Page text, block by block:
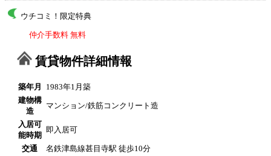
ウチコミ！限定特典
仲介手数料 無料
賃貸物件詳細情報
築年月
1983年1月築
建物構
造
マンション/鉄筋コンクリート造
入居可
能時期
即入居可
交通 名鉄津島線甚目寺駅 徒歩10分